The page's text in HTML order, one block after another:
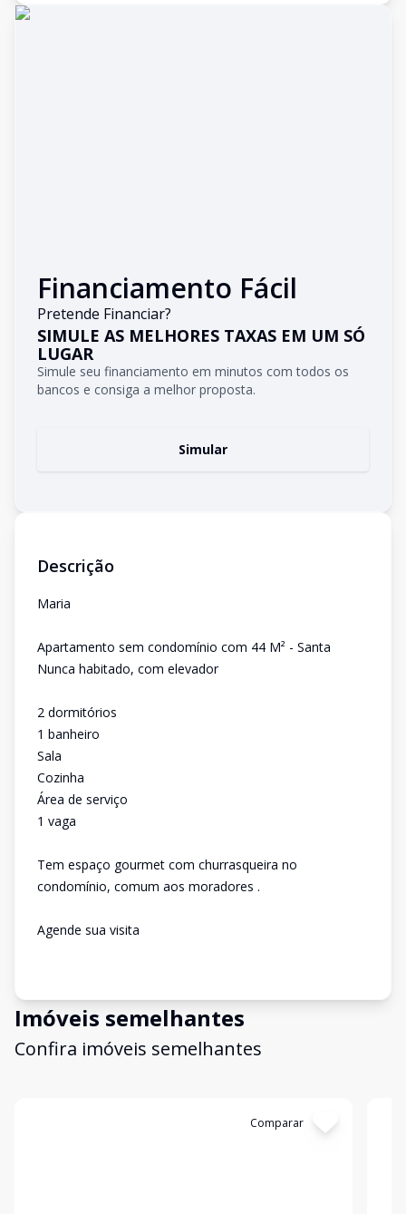
Financiamento Fácil
Pretende Financiar?
SIMULE AS MELHORES TAXAS EM UM SÓ
LUGAR
Simule seu financiamento em minutos com todos os
bancos e consiga a melhor proposta.
Simular
Descrição
Maria
Apartamento sem condomínio com 44 M² - Santa
Nunca habitado, com elevador
2 dormitórios
1 banheiro
Sala
Cozinha
Área de serviço
1 vaga
Tem espaço gourmet com churrasqueira no
condomínio, comum aos moradores .
Agende sua visita
Imóveis semelhantes
Confira imóveis semelhantes
Comparar